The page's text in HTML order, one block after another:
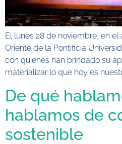
El lunes 28 de noviembre, en
Oriente de la Pontificia
con quienes han brindado su
materializar lo que hoy es
De qué
hablamos de
sostenible